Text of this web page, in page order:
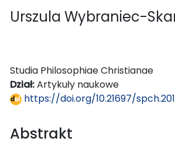
Urszula Wybraniec-
Studia Philosophiae Christianae
Dział:Artykuły naukowe
https://doi.org/10.21697/
Abstrakt